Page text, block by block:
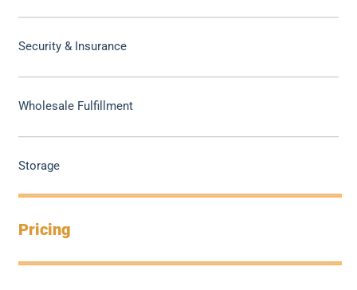
Security & Insurance
Wholesale Fulfillment
Storage
Pricing